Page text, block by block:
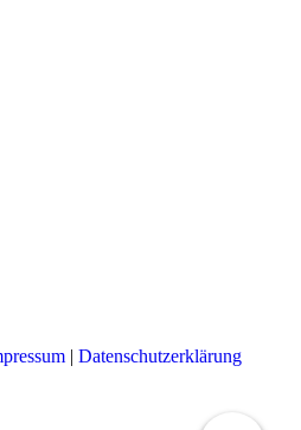
| Datenschutzerklärung